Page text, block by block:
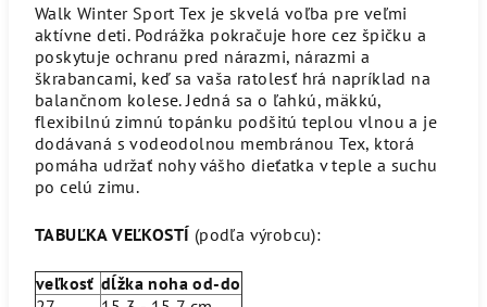
Walk Winter Sport Tex je skvelá voľba pre veľmi
aktívne deti. Podrážka pokračuje hore cez špičku a
poskytuje ochranu pred nárazmi, nárazmi a
škrabancami, keď sa vaša ratolesť hrá napríklad na
balančnom kolese. Jedná sa o ľahkú, mäkkú,
flexibilnú zimnú topánku podšitú teplou vlnou a je
dodávaná s vodeodolnou membránou Tex, ktorá
pomáha udržať nohy vášho dieťatka v teple a suchu
po celú zimu.
TABUĽKA VEĽKOSTÍ (podľa výrobcu):
veľkosť dĺžka noha od-do